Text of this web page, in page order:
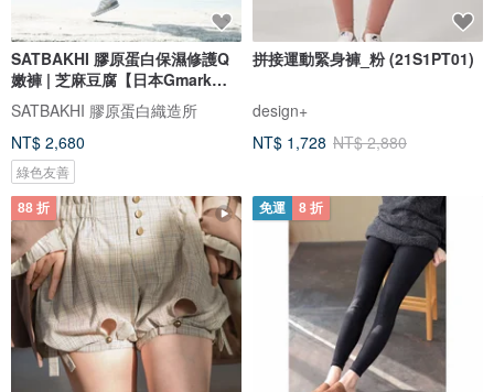
SATBAKHI 膠原蛋白保濕修護Q
嫩褲 | 芝麻豆腐【日本Gmark設
計獎】
SATBAKHI 膠原蛋白織造所
NT$ 2,680
綠色友善
拼接運動緊身褲_粉 (21S1PT01)
design+
NT$ 1,728 NT$ 2,880
88 折 免運 8 折